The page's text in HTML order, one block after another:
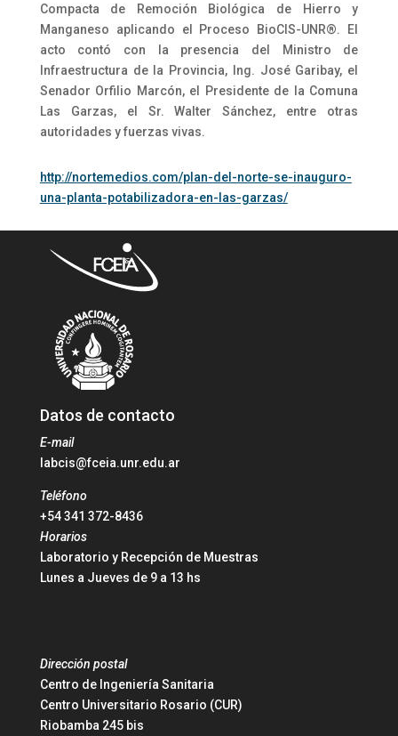
Compacta de Remoción Biológica de Hierro y
Manganeso aplicando el Proceso BioCIS-UNR®. El
acto contó con la presencia del Ministro de
Infraestructura de la Provincia, Ing. José Garibay, el
Senador Orfilio Marcón, el Presidente de la Comuna
Las Garzas, el Sr. Walter Sánchez, entre otras
autoridades y fuerzas vivas.
http://nortemedios.com/plan-del-norte-se-inauguro-
una-planta-potabilizadora-en-las-garzas/
Datos de contacto
E-mail
labcis@fceia.unr.edu.ar
Teléfono
+54 341 372-8436
Horarios
Laboratorio y Recepción de Muestras
Lunes a Jueves de 9 a 13 hs
Dirección postal
Centro de Ingeniería Sanitaria
Centro Universitario Rosario (CUR)
Riobamba 245 bis